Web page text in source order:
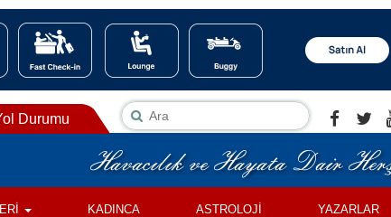
Durumu
KADINCA ASTROLOJİ YAZARLAR